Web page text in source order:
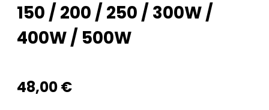
150 / 200 / 250 / 300W /
400W / 500W
48,00€